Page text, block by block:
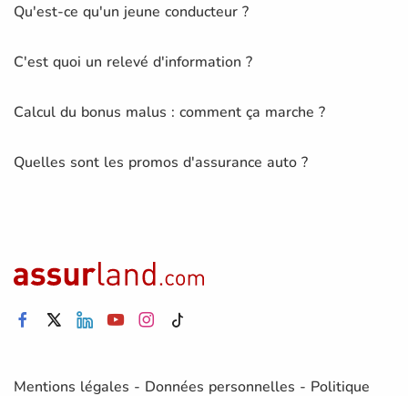
Qu'est-ce qu'un jeune conducteur ?
C'est quoi un relevé d'information ?
Calcul du bonus malus : comment ça marche ?
Quelles sont les promos d'assurance auto ?
Mentions légales - Données personnelles - Politique